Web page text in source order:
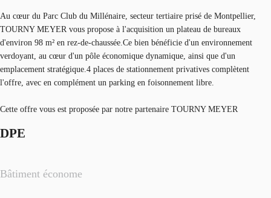
Au cœur du Parc Club du Millénaire, secteur tertiaire prisé de Montpellier,
TOURNY MEYER vous propose à l'acquisition un plateau de bureaux
d'environ 98 m² en rez-de-chaussée.Ce bien bénéficie d'un environnement
verdoyant, au cœur d'un pôle économique dynamique, ainsi que d'un
emplacement stratégique.4 places de stationnement privatives complètent
l'offre, avec en complément un parking en foisonnement libre.
Cette offre vous est proposée par notre partenaire TOURNY MEYER
DPE
Bâtiment économe